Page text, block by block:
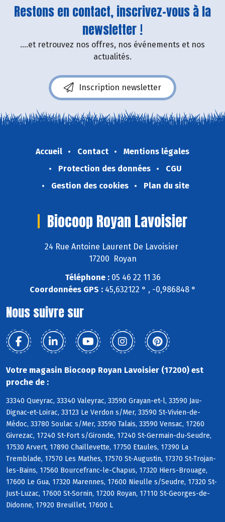
Restons en contact, inscrivez-vous à la
newsletter !
....et retrouvez nos offres, nos événements et nos
actualités.
Inscription newsletter
Accueil Contact
Mentions légales
Protection des données
CGU
Gestion des cookies
Plan du site
Biocoop Royan Lavoisier
24 Rue Antoine Laurent De Lavoisier
17200 Royan
Téléphone :05 46 22 11 36
Coordonnées GPS :45,632122 ° , -0,986848 °
Nous suivre sur
Votre magasin Biocoop Royan Lavoisier (17200) est
proche de :
33340 Queyrac, 33340 Valeyrac, 33590 Grayan-et-l, 33590 Jau-
Dignac-et-Loirac, 33123 Le Verdon s/Mer, 33590 St-Vivien-de-
Médoc, 33780 Soulac s/Mer, 33590 Talais, 33590 Vensac, 17260
Givrezac, 17240 St-Fort s/Gironde, 17240 St-Germain-du-Seudre,
17530 Arvert, 17890 Chaillevette, 17750 Etaules, 17390 La
Tremblade, 17570 Les Mathes, 17570 St-Augustin, 17370 St-Trojan-
les-Bains, 17560 Bourcefranc-le-Chapus, 17320 Hiers-Brouage,
17600 Le Gua, 17320 Marennes, 17600 Nieulle s/Seudre, 17320 St-
Just-Luzac, 17600 St-Sornin, 17200 Royan, 17110 St-Georges-de-
Didonne, 17920 Breuillet, 17600 L